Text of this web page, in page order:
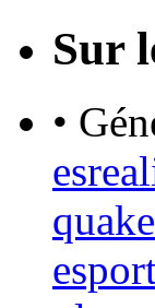
Sur
•